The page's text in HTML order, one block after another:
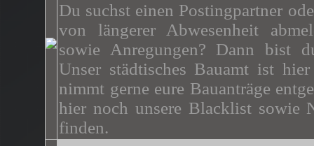
Du suchst einen Postingpartner
von längerer Abwesenheit
sowie Anregungen? Dann bist
Unser städtisches Bauamt ist
nimmt gerne eure Bauanträge
hier noch unsere Blacklist sowie
finden.